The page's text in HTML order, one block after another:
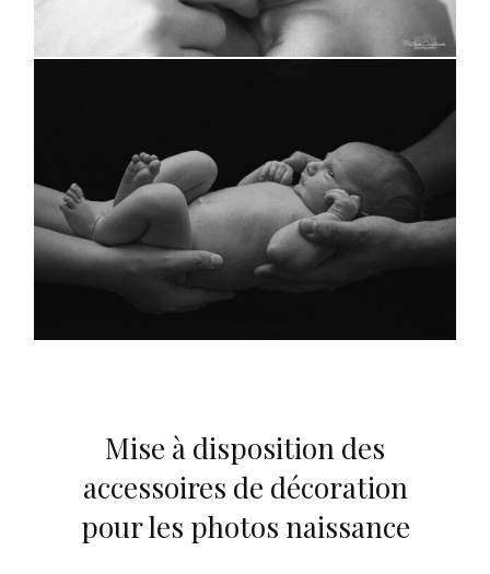
Mise à disposition des
accessoires de décoration
pour les photos naissance